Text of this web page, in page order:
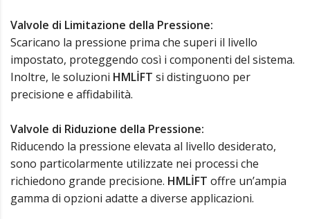
Valvole di Limitazione della Pressione:
Scaricano la pressione prima che superi il livello
impostato, proteggendo così i componenti del sistema.
Inoltre, le soluzioni HMLİFT si distinguono per
precisione e affidabilità.
Valvole di Riduzione della Pressione:
Riducendo la pressione elevata al livello desiderato,
sono particolarmente utilizzate nei processi che
richiedono grande precisione. HMLİFT offre un’ampia
gamma di opzioni adatte a diverse applicazioni.